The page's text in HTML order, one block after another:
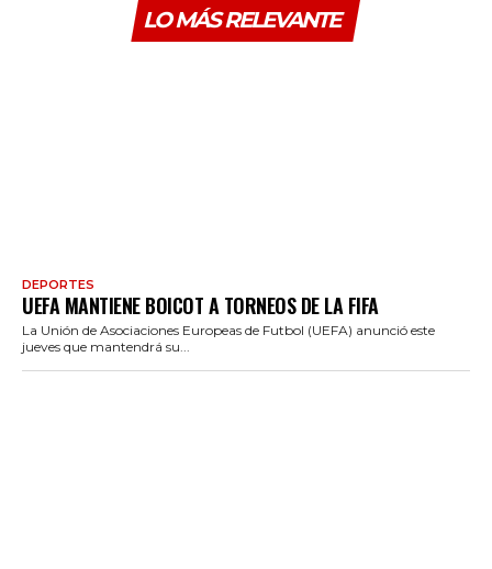
LO MÁS RELEVANTE
DEPORTES
UEFA MANTIENE BOICOT A TORNEOS DE LA FIFA
La Unión de Asociaciones Europeas de Futbol (UEFA) anunció este
jueves que mantendrá su...